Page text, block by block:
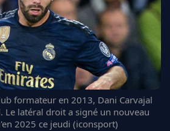
formateur en 2013, Dani Carvajal
Le latéral droit a signé un nouveau
2025 ce jeudi (iconsport)